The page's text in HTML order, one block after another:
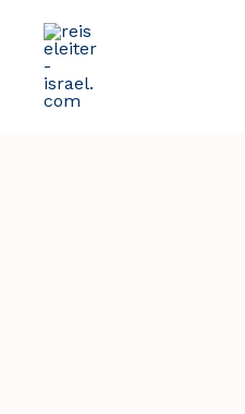
Inhalt
springen